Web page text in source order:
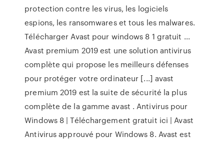
protection contre les virus, les logiciels
espions, les ransomwares et tous les malwares.
Télécharger Avast pour windows 8 1 gratuit ...
Avast premium 2019 est une solution antivirus
complète qui propose les meilleurs défenses
pour protéger votre ordinateur [...] avast
premium 2019 est la suite de sécurité la plus
complète de la gamme avast . Antivirus pour
Windows 8 | Téléchargement gratuit ici | Avast
Antivirus approuvé pour Windows 8. Avast est